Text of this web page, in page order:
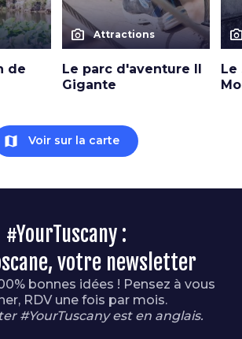
de
photo_camera Attractions
Le parc d'aventure Il
Gigante
Le
map Voir sur la carte
#YourTuscany :
votre newsletter
bonnes idées ! Pensez à vous
RDV une fois par mois.
#YourTuscany est en anglais.